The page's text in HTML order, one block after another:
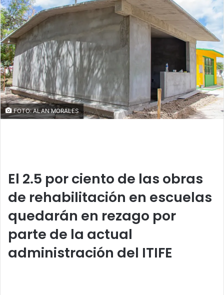
d
e
m
a
l
FOTO: ALAN MORALES
El 2.5 por ciento de las obras
de rehabilitación en escuelas
quedarán en rezago por
parte de la actual
administración del ITIFE